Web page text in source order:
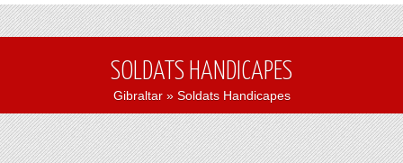
SOLDATS HANDICAPES
Gibraltar» Soldats Handicapes